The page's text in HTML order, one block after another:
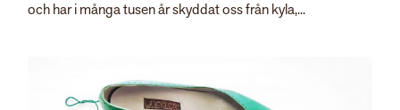
och har i många tusen år skyddat oss från kyla,...